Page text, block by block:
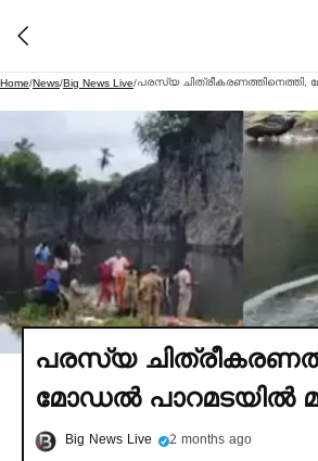
Home/News/Big News Live/പരസ്യ ചിത്രീകരണത്തിനെത്തി,
പരസ്യ
മോഡല്‍ പാറമടയില്‍
Big News Live 2 months ago